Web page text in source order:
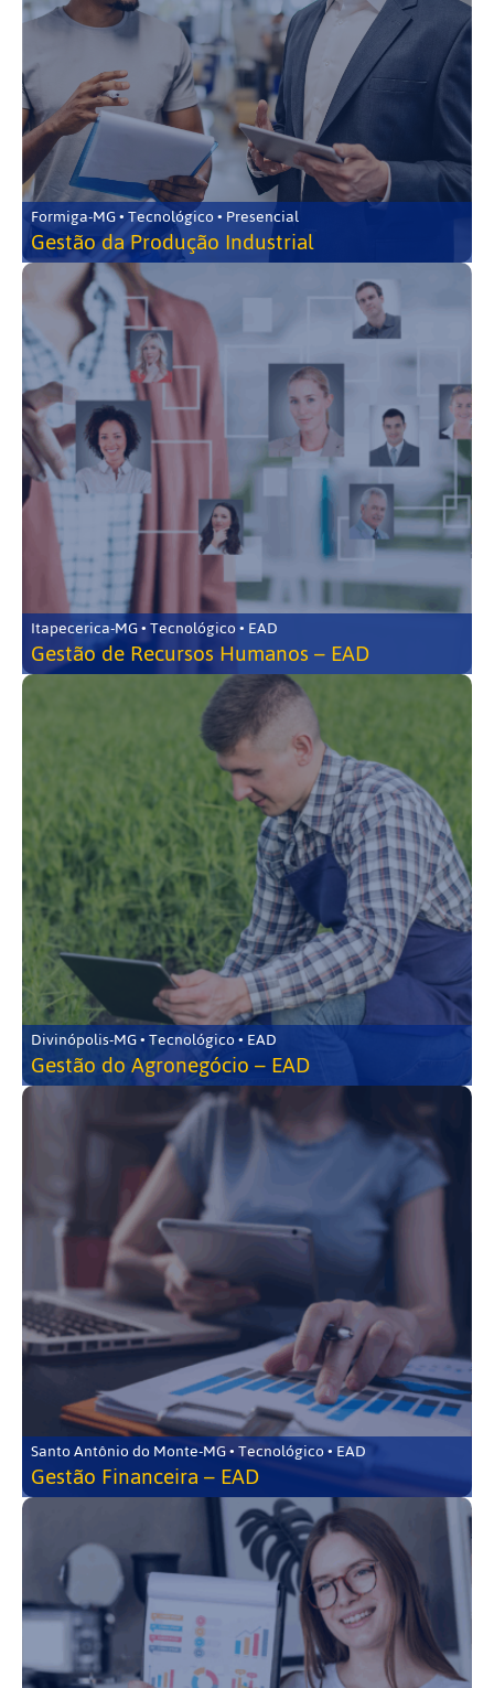
Formiga-MG • Tecnológico • Presencial
Gestão da Produção Industrial
Itapecerica-MG • Tecnológico • EAD
Gestão de Recursos Humanos – EAD
Divinópolis-MG • Tecnológico • EAD
Gestão do Agronegócio – EAD
Santo Antônio do Monte-MG • Tecnológico • EAD
Gestão Financeira – EAD